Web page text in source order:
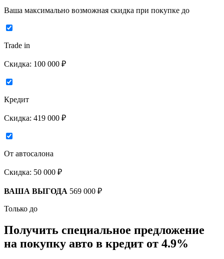
Ваша максимально возможная скидка при покупке до
Trade in
Скидка: 100 000 ₽
Кредит
Скидка: 419 000 ₽
От автосалона
Скидка: 50 000 ₽
ВАША ВЫГОДА 569 000 ₽
Только до
Получить специальное предложение
на покупку авто в кредит от 4.9%